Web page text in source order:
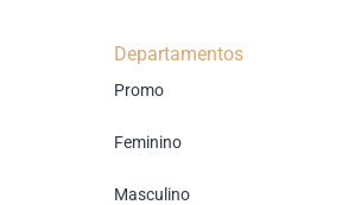
Departamentos
Promo
Feminino
Masculino